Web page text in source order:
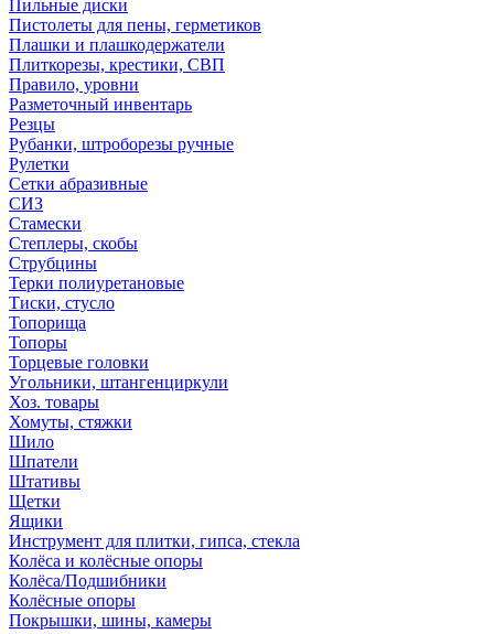
Пильные диски
Пистолеты для пены, герметиков
Плашки и плашкодержатели
Плиткорезы, крестики, СВП
Правило, уровни
Разметочный инвентарь
Резцы
Рубанки, штроборезы ручные
Рулетки
Сетки абразивные
СИЗ
Стамески
Степлеры, скобы
Струбцины
Терки полиуретановые
Тиски, стусло
Топорища
Топоры
Торцевые головки
Угольники, штангенциркули
Хоз. товары
Хомуты, стяжки
Шило
Шпатели
Штативы
Щетки
Ящики
Инструмент для плитки, гипса, стекла
Колёса и колёсные опоры
Колёса/Подшибники
Колёсные опоры
Покрышки, шины, камеры